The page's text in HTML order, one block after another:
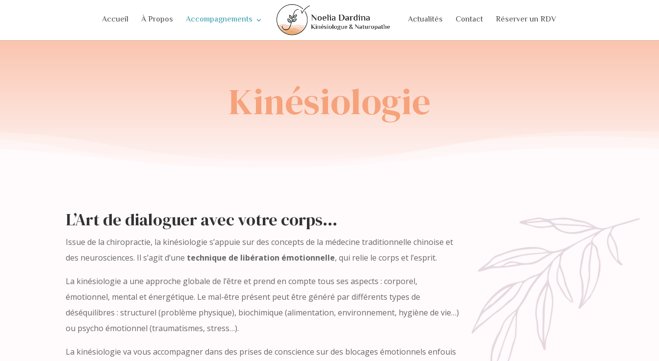
Accueil À Propos Accompagnements Actualités Contact Réserver un RDV
Kinésiologie
L’Art de dialoguer avec votre corps…
Issue de la chiropractie, la kinésiologie s’appuie sur des concepts de la médecine traditionnelle chinoise et
des neurosciences. Il s’agit d’une technique de libération émotionnelle, qui relie le corps et l’esprit.
La kinésiologie a une approche globale de l’être et prend en compte tous ses aspects : corporel,
émotionnel, mental et énergétique. Le mal-être présent peut être généré par différents types de
déséquilibres : structurel (problème physique), biochimique (alimentation, environnement, hygiène de vie…)
ou psycho émotionnel (traumatismes, stress…).
La kinésiologie va vous accompagner dans des prises de conscience sur des blocages émotionnels enfouis